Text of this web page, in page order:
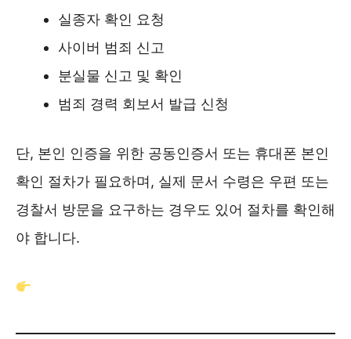
실종자 확인 요청
사이버 범죄 신고
분실물 신고 및 확인
범죄 경력 회보서 발급 신청
단, 본인 인증을 위한 공동인증서 또는 휴대폰 본인
확인 절차가 필요하며, 실제 문서 수령은 우편 또는
경찰서 방문을 요구하는 경우도 있어 절차를 확인해
야 합니다.